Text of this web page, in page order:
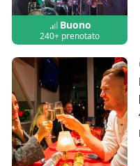
Buono
240+ prenotato